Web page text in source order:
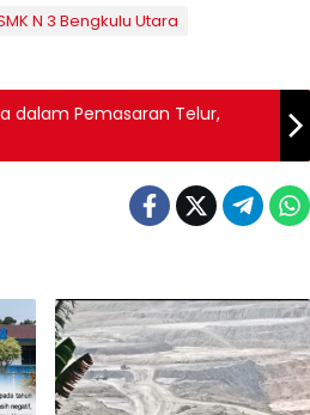
N 3 Bengkulu Utara
dalam Pemasaran Telur,